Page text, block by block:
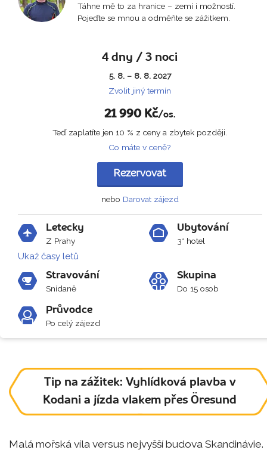
Táhne mě to za hranice – zemí i možností.
Pojeďte se mnou a odměňte se zážitkem.
4 dny / 3 noci
5. 8. – 8. 8. 2027
Zvolit jiný termín
21 990 Kč/os.
Teď zaplatíte jen 10 % z ceny a zbytek později.
Co máte v ceně?
Rezervovat
nebo Darovat zájezd
Letecky
Z Prahy
Ukaž časy letů
Ubytování
3* hotel
Stravování
Snídaně
Skupina
Do 15 osob
Průvodce
Po celý zájezd
Tip na zážitek: Vyhlídková plavba v
Kodani a jízda vlakem přes Öresund
Malá mořská víla versus nejvyšší budova Skandinávie.